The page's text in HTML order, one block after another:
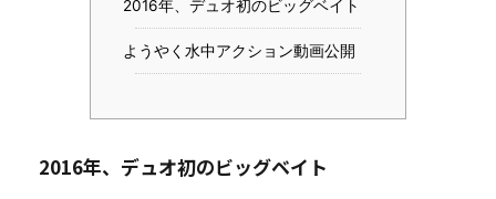
2016年、デュオ初のビッグベイト
ようやく水中アクション動画公開
2016年、デュオ初のビッグベイト